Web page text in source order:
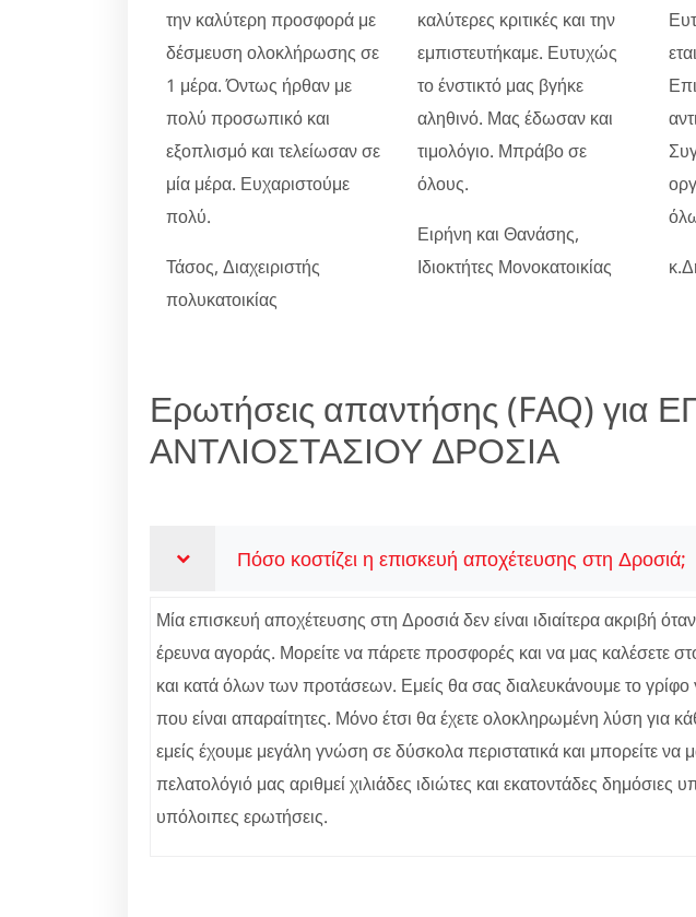
την καλύτερη προσφορά με
δέσμευση ολοκλήρωσης σε
1 μέρα. Όντως ήρθαν με
πολύ προσωπικό και
εξοπλισμό και τελείωσαν σε
μία μέρα. Ευχαριστούμε
πολύ.
Τάσος, Διαχειριστής
πολυκατοικίας
καλύτερες κριτικές και την
εμπιστευτήκαμε. Ευτυχώς
το ένστικτό μας βγήκε
αληθινό. Μας έδωσαν και
τιμολόγιο. Μπράβο σε
όλους.
Ειρήνη και Θανάσης,
Ιδιοκτήτες Μονοκατοικίας
Ερωτήσεις απαντήσης (FAQ) για
ΑΝΤΛΙΟΣΤΑΣΙΟΥ ΔΡΟΣΙΑ
Πόσο κοστίζει η επισκευή αποχέτευσης στη Δροσιά;
Μία επισκευή αποχέτευσης στη Δροσιά δεν είναι ιδιαίτερα ακριβή
έρευνα αγοράς. Μορείτε να πάρετε προσφορές και να μας καλέσετε
και κατά όλων των προτάσεων. Εμείς θα σας διαλευκάνουμε το γρίφο
που είναι απαραίτητες. Μόνο έτσι θα έχετε ολοκληρωμένη λύση για
εμείς έχουμε μεγάλη γνώση σε δύσκολα περιστατικά και μπορείτε να
πελατολόγιό μας αριθμεί χιλιάδες ιδιώτες και εκατοντάδες δημόσιες
υπόλοιπες ερωτήσεις.